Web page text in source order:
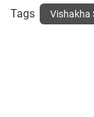
Tags Vishakha